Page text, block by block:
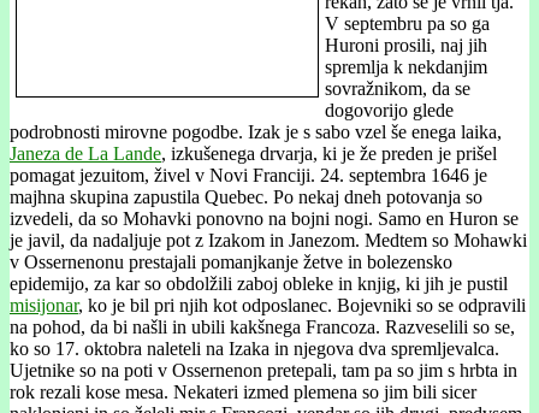
V septembru pa so ga
Huroni prosili, naj jih
spremlja k nekdanjim
sovražnikom, da se
dogovorijo glede
podrobnosti mirovne pogodbe. Izak je s sabo vzel še enega laika,
Janeza de La Lande, izkušenega drvarja, ki je že preden je prišel
pomagat jezuitom, živel v Novi Franciji. 24. septembra 1646 je
majhna skupina zapustila Quebec. Po nekaj dneh potovanja so
izvedeli, da so Mohavki ponovno na bojni nogi. Samo en Huron se
je javil, da nadaljuje pot z Izakom in Janezom. Medtem so Mohawki
v Ossernenonu prestajali pomanjkanje žetve in bolezensko
epidemijo, za kar so obdolžili zaboj obleke in knjig, ki jih je pustil
misijonar, ko je bil pri njih kot odposlanec. Bojevniki so se odpravili
na pohod, da bi našli in ubili kakšnega Francoza. Razveselili so se,
ko so 17. oktobra naleteli na Izaka in njegova dva spremljevalca.
Ujetnike so na poti v Ossernenon pretepali, tam pa so jim s hrbta in
rok rezali kose mesa. Nekateri izmed plemena so jim bili sicer